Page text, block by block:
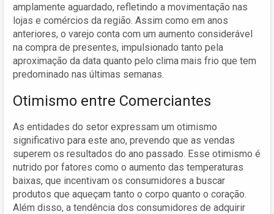
amplamente aguardado, refletindo a movimentação nas
lojas e comércios da região. Assim como em anos
anteriores, o varejo conta com um aumento considerável
na compra de presentes, impulsionado tanto pela
aproximação da data quanto pelo clima mais frio que tem
predominado nas últimas semanas.
Otimismo entre Comerciantes
As entidades do setor expressam um otimismo
significativo para este ano, prevendo que as vendas
superem os resultados do ano passado. Esse otimismo é
nutrido por fatores como o aumento das temperaturas
baixas, que incentivam os consumidores a buscar
produtos que aqueçam tanto o corpo quanto o coração.
Além disso, a tendência dos consumidores de adquirir